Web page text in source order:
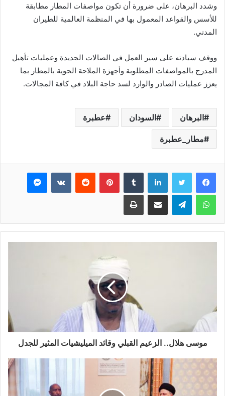
وشدد البرهان، على ضرورة أن تكون مواصفات المطار مطابقة
للأسس والقواعد المعمول بها في المنظمة العالمية للطيران
المدني.
ووقف سيادته على سير العمل في الصالات الجديدة وعمليات تأهيل
المدرج بالمواصفات المطلوبة وأجهزة الملاحة الجوية بالمطار بما
يعزز عمليات الصادر والوارد لسد حاجة البلاد في كافة المجالات.
البرهان السودان عطبرة
مطار_عطبرة
فيسبوك تويتر لينكدإن بينتيريست ماسنجر
واتساب تيلقرام مشاركة عبر البريد طباعة
موسى هلال.. الزعيم القبلي وقائد الميليشيات المثير للجدل